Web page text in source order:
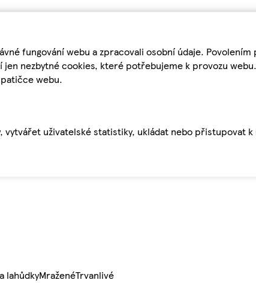
fungování webu a zpracovali osobní údaje.
nezbytné cookies, které potřebujeme k provozu
webu.
uživatelské statistiky, ukládat nebo přistupovat
lahůdkyMraženéTrvanlivé